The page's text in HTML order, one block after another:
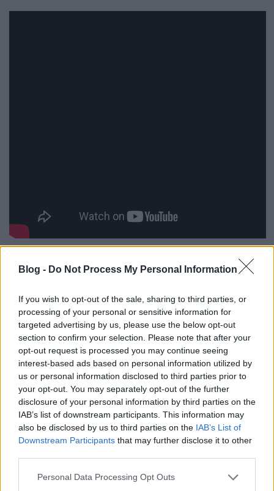
Blog - Do Not Process My Personal Information
If you wish to opt-out of the sale, sharing to third parties, or
processing of your personal or sensitive information for
targeted advertising by us, please use the below opt-out
section to confirm your selection. Please note that after your
opt-out request is processed you may continue seeing
interest-based ads based on personal information utilized by
us or personal information disclosed to third parties prior to
your opt-out. You may separately opt-out of the further
disclosure of your personal information by third parties on the
IAB’s list of downstream participants. This information may
also be disclosed by us to third parties on the IAB’s List of
Downstream Participants that may further disclose it to other
Please note that this website/app uses one or more Google
Personal Data Processing Opt Outs
Az először 1994-ben (16 bites konzolokra) megjelent